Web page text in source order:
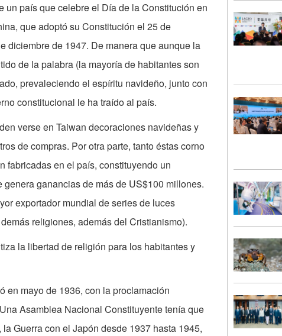
un país que celebre el Día de la Constitución en
que adoptó su Constitución el 25 de
diciembre de 1947. De manera que aunque la
de la palabra (la mayoría de habitantes son
prevaleciendo el espíritu navideño, junto con
constitucional le ha traído al país.
verse en Taiwan decoraciones navideñas y
de compras. Por otra parte, tanto éstas corno
fabricadas en el país, constituyendo un
ganancias de más de US$100 millones.
exportador mundial de series de luces
religiones, además del Cristianismo).
la libertad de religión para los habitantes y
en mayo de 1936, con la proclamación
Asamblea Nacional Constituyente tenía que
Guerra con el Japón desde 1937 hasta 1945,